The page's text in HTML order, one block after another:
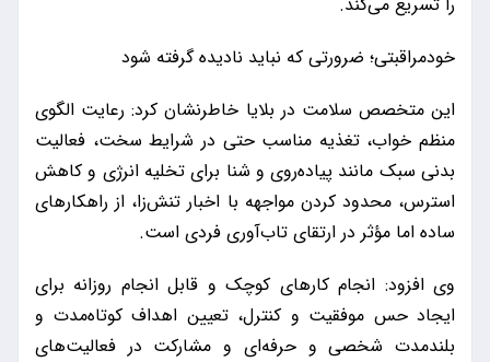
خودمراقبتی؛ ضرورتی که نباید نادیده گرفته شود
این متخصص سلامت در بلایا خاطرنشان کرد: رعایت الگوی
منظم خواب، تغذیه مناسب حتی در شرایط سخت، فعالیت
بدنی سبک مانند پیاده‌روی و شنا برای تخلیه انرژی و کاهش
استرس، محدود کردن مواجهه با اخبار تنش‌زا، از راهکارهای
ساده اما مؤثر در ارتقای تاب‌آوری فردی است.
وی افزود: انجام کارهای کوچک و قابل انجام روزانه برای
ایجاد حس موفقیت و کنترل، تعیین اهداف کوتاه‌مدت و
بلندمدت شخصی و حرفه‌ای و مشارکت در فعالیت‌های